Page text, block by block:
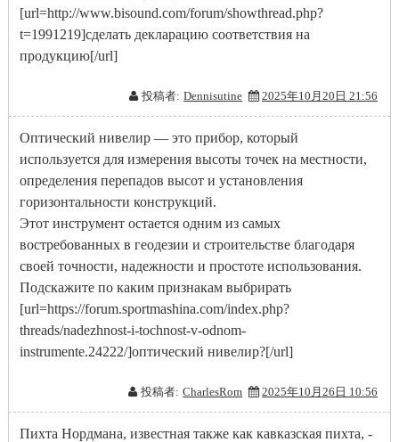
[url=http://www.bisound.com/forum/showthread.php?
t=1991219]сделать декларацию соответствия на
продукцию[/url]
投稿者: Dennisutine 2025年10月20日 21:56
Оптический нивелир — это прибор, который
используется для измерения высоты точек на местности,
определения перепадов высот и установления
горизонтальности конструкций.
Этот инструмент остается одним из самых
востребованных в геодезии и строительстве благодаря
своей точности, надежности и простоте использования.
Подскажите по каким признакам выбрирать
[url=https://forum.sportmashina.com/index.php?
threads/nadezhnost-i-tochnost-v-odnom-
instrumente.24222/]оптический нивелир?[/url]
投稿者: CharlesRom 2025年10月26日 10:56
Пихта Нордмана, известная также как кавказская пихта, -